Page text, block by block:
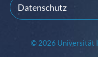
Datenschutz
© 2026 Universität